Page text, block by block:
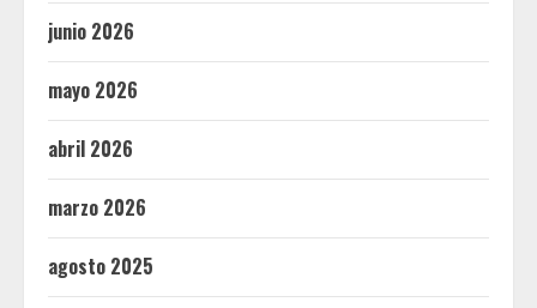
junio 2026
mayo 2026
abril 2026
marzo 2026
agosto 2025